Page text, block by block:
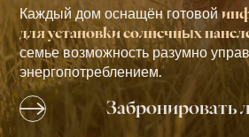
Каждый дом оснащён готовой
для установки солнечных
семье возможность разумно
энергопотреблением.
Забронировать